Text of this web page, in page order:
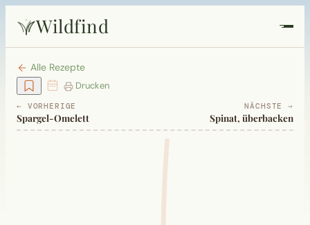
Wildfind
Startseite
Pflanzen
Alle Rezepte
Drucken
← VORHERIGE
Spargel-Omelett
NÄCHSTE →
Spinat, überbacken